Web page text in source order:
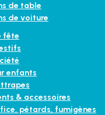
de table
de voiture
fête
enfants
& accessoires
pétards, fumigènes